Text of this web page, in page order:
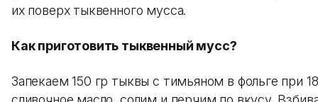
их поверх тыквенного мусса.
Как приготовить тыквенный мусс?
Запекаем 150 гр тыквы с тимьяном в фольге при